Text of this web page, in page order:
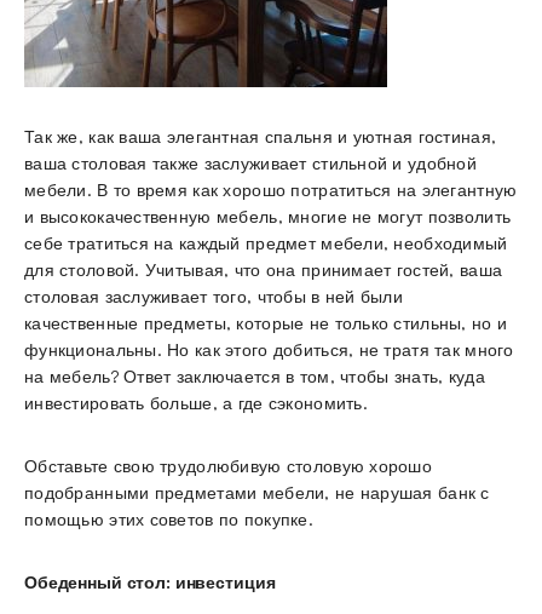
Так же, как ваша элегантная спальня и уютная гостиная,
ваша столовая также заслуживает стильной и удобной
мебели. В то время как хорошо потратиться на элегантную
и высококачественную мебель, многие не могут позволить
себе тратиться на каждый предмет мебели, необходимый
для столовой. Учитывая, что она принимает гостей, ваша
столовая заслуживает того, чтобы в ней были
качественные предметы, которые не только стильны, но и
функциональны. Но как этого добиться, не тратя так много
на мебель? Ответ заключается в том, чтобы знать, куда
инвестировать больше, а где сэкономить.
Обставьте свою трудолюбивую столовую хорошо
подобранными предметами мебели, не нарушая банк с
помощью этих советов по покупке.
Обеденный стол: инвестиция